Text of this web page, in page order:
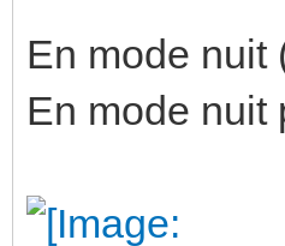
En mode nuit
En mode nuit